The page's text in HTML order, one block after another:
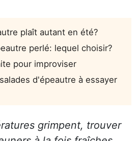
plaît autant en été?
perlé: lequel choisir?
pour improviser
d'épeautre à essayer
grimpent, trouver